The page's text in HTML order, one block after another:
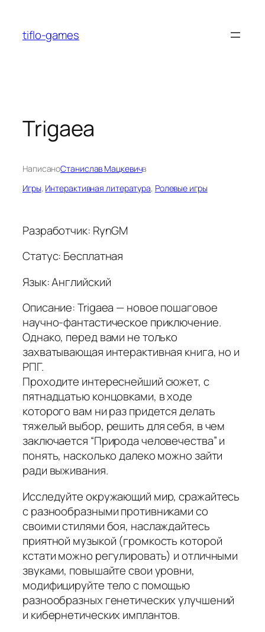
содержимому
tiflo-games
Trigaea
НаписаноСтанислав Мацкевичв
Игры, Интерактивная литература, Ролевые игры
Разработчик: RynGM
Статус: Бесплатная
Язык: Английский
Описание: Trigaea — новое пошаговое
научно-фантастическое приключение.
Однако, перед вами не только
захватывающая интерактивная книга, но и
РПГ.
Проходите интереснейший сюжет, с
пятнадцатью концовками, в ходе
которого вам ни раз придется делать
тяжелый выбор, решить для себя, в чем
заключается “Природа человечества” и
понять, насколько далеко можно зайти
ради выживания.
Исследуйте окружающий мир, сражайтесь
с разнообразными противниками со
своими стилями боя, наслаждайтесь
приятной музыкой (громкость которой
кстати можно регулировать) и отличными
звуками, повышайте свои уровни,
модифицируйте тело с помощью
разнообразных генетических улучшений
и кибернетических имплантов.